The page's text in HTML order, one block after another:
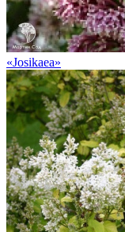
«Josikaea»